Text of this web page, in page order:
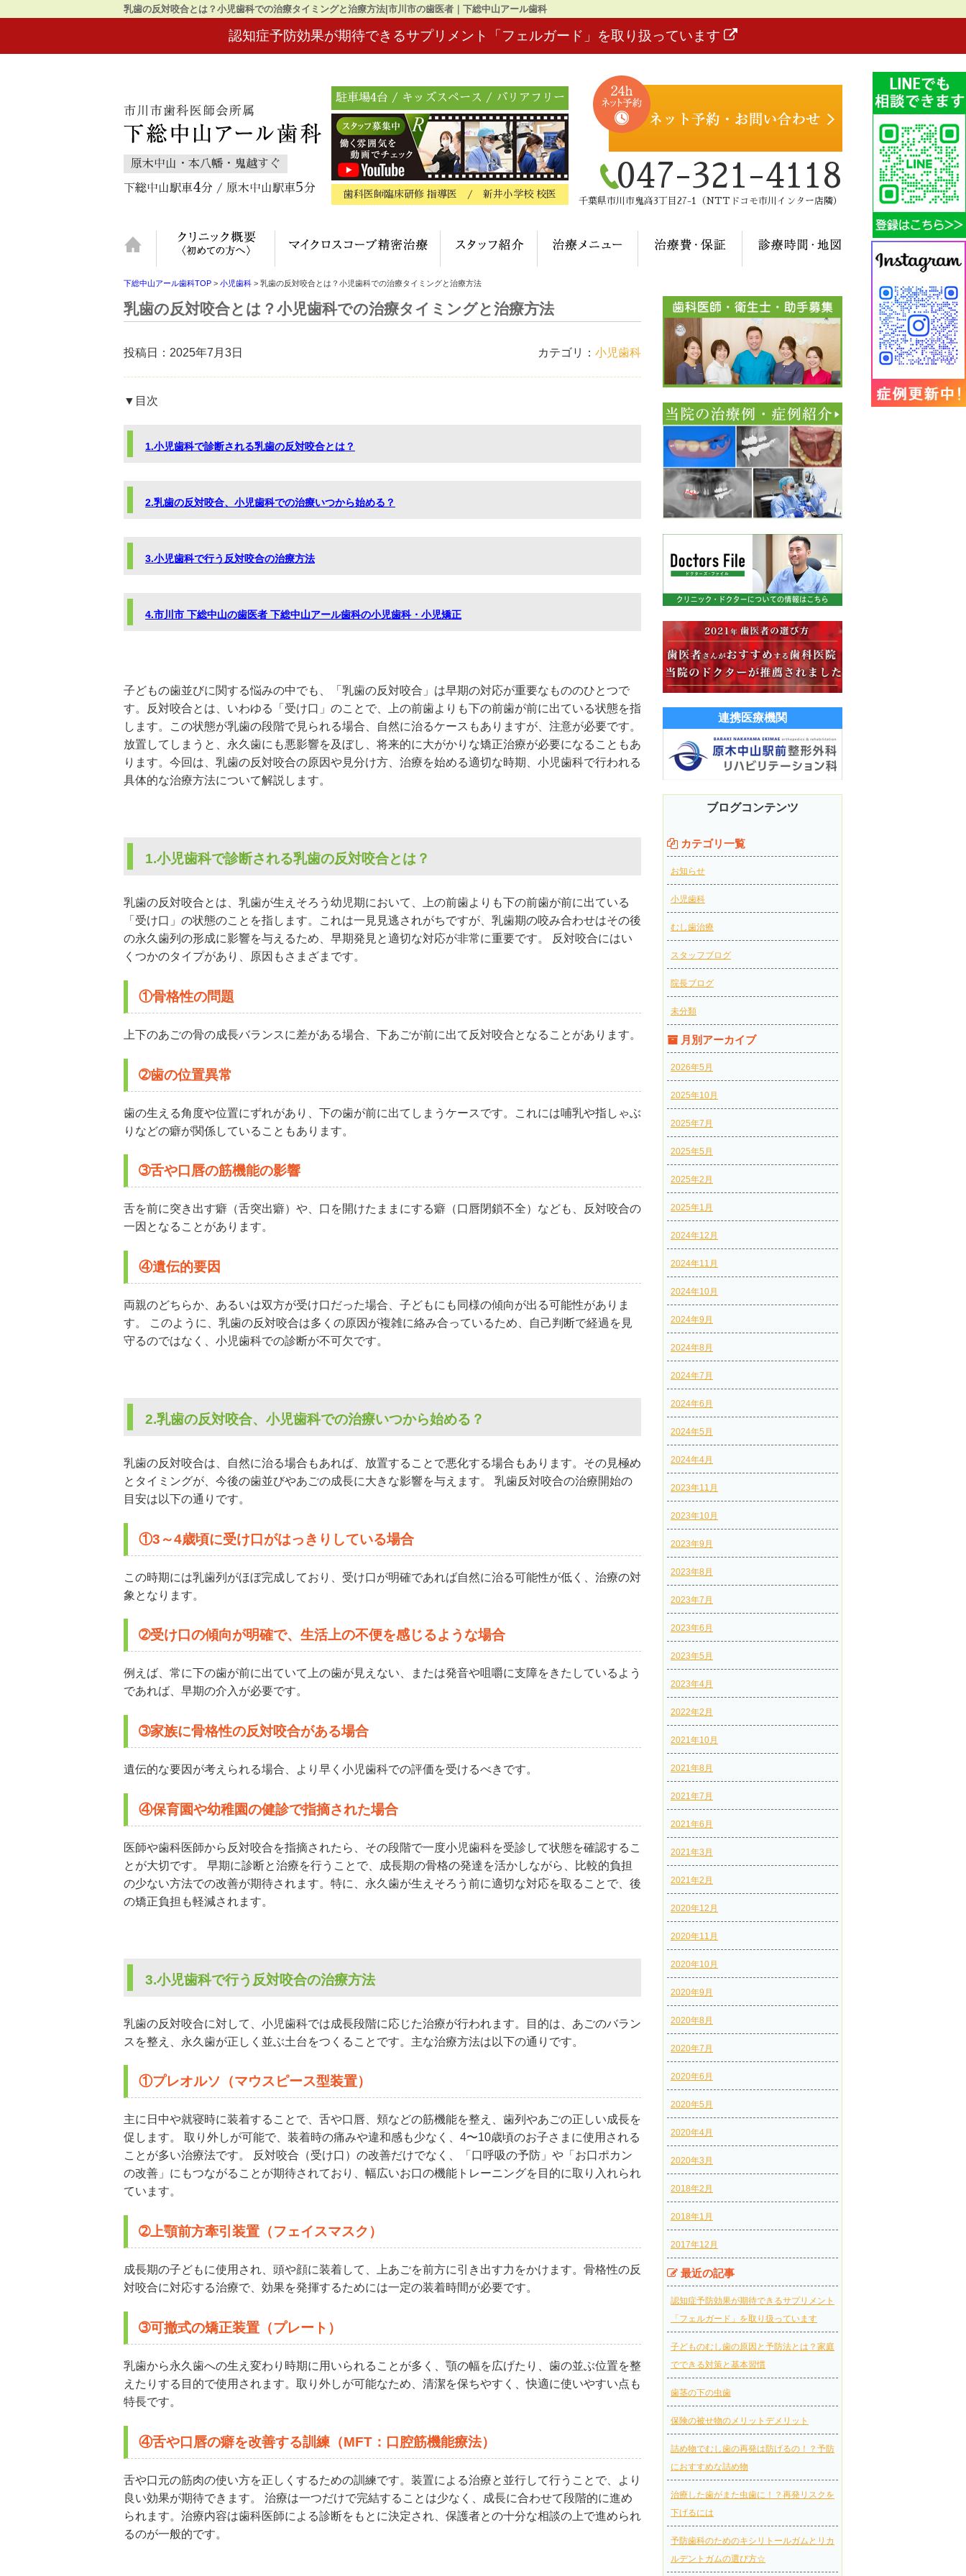
乳歯の反対咬合とは？小児歯科での治療タイミングと治療方法|市川市の歯医者｜下総中山アール歯科
認知症予防効果が期待できるサプリメント「フェルガード」を取り扱っています
原木中山・本八幡・鬼越すぐ
下総中山駅車4分 / 原木中山駅車5分
駐車場4台 / キッズスペース / バリアフリー
歯科医師臨床研修 指導医 / 新井小学校 校医
047-321-4118
千葉県市川市鬼高3丁目27-1（NTTドコモ市川インター店隣）
ホーム クリニック概要(初めての方へ) マイクロスコープ精密治療スタッフ紹介 治療メニュー 治療費・保証 診療時間・地図
下総中山アール歯科TOP > 小児歯科 > 乳歯の反対咬合とは？小児歯科での治療タイミングと治療方法
乳歯の反対咬合とは？小児歯科での治療タイミングと治療方法
投稿日：2025年7月3日 カテゴリ： 小児歯科
▼目次
1.小児歯科で診断される乳歯の反対咬合とは？
2.乳歯の反対咬合、小児歯科での治療いつから始める？
3.小児歯科で行う反対咬合の治療方法
4.市川市 下総中山の歯医者 下総中山アール歯科の小児歯科・小児矯正
子どもの歯並びに関する悩みの中でも、「乳歯の反対咬合」は早期の対応が重要なもののひとつで
す。反対咬合とは、いわゆる「受け口」のことで、上の前歯よりも下の前歯が前に出ている状態を指
します。この状態が乳歯の段階で見られる場合、自然に治るケースもありますが、注意が必要です。
放置してしまうと、永久歯にも悪影響を及ぼし、将来的に大がかりな矯正治療が必要になることもあ
ります。今回は、乳歯の反対咬合の原因や見分け方、治療を始める適切な時期、小児歯科で行われる
具体的な治療方法について解説します。
1.小児歯科で診断される乳歯の反対咬合とは？
乳歯の反対咬合とは、乳歯が生えそろう幼児期において、上の前歯よりも下の前歯が前に出ている
「受け口」の状態のことを指します。これは一見見逃されがちですが、乳歯期の咬み合わせはその後
の永久歯列の形成に影響を与えるため、早期発見と適切な対応が非常に重要です。 反対咬合にはい
くつかのタイプがあり、原因もさまざまです。
①骨格性の問題
上下のあごの骨の成長バランスに差がある場合、下あごが前に出て反対咬合となることがあります。
➁歯の位置異常
歯の生える角度や位置にずれがあり、下の歯が前に出てしまうケースです。これには哺乳や指しゃぶ
りなどの癖が関係していることもあります。
➂舌や口唇の筋機能の影響
舌を前に突き出す癖（舌突出癖）や、口を開けたままにする癖（口唇閉鎖不全）なども、反対咬合の
一因となることがあります。
④遺伝的要因
両親のどちらか、あるいは双方が受け口だった場合、子どもにも同様の傾向が出る可能性がありま
す。 このように、乳歯の反対咬合は多くの原因が複雑に絡み合っているため、自己判断で経過を見
守るのではなく、小児歯科での診断が不可欠です。
2.乳歯の反対咬合、小児歯科での治療いつから始める？
乳歯の反対咬合は、自然に治る場合もあれば、放置することで悪化する場合もあります。その見極め
とタイミングが、今後の歯並びやあごの成長に大きな影響を与えます。 乳歯反対咬合の治療開始の
目安は以下の通りです。
①3～4歳頃に受け口がはっきりしている場合
この時期には乳歯列がほぼ完成しており、受け口が明確であれば自然に治る可能性が低く、治療の対
象となります。
➁受け口の傾向が明確で、生活上の不便を感じるような場合
例えば、常に下の歯が前に出ていて上の歯が見えない、または発音や咀嚼に支障をきたしているよう
であれば、早期の介入が必要です。
➂家族に骨格性の反対咬合がある場合
遺伝的な要因が考えられる場合、より早く小児歯科での評価を受けるべきです。
④保育園や幼稚園の健診で指摘された場合
医師や歯科医師から反対咬合を指摘されたら、その段階で一度小児歯科を受診して状態を確認するこ
とが大切です。 早期に診断と治療を行うことで、成長期の骨格の発達を活かしながら、比較的負担
の少ない方法での改善が期待されます。特に、永久歯が生えそろう前に適切な対応を取ることで、後
の矯正負担も軽減されます。
3.小児歯科で行う反対咬合の治療方法
乳歯の反対咬合に対して、小児歯科では成長段階に応じた治療が行われます。目的は、あごのバラン
スを整え、永久歯が正しく並ぶ土台をつくることです。主な治療方法は以下の通りです。
①プレオルソ（マウスピース型装置）
主に日中や就寝時に装着することで、舌や口唇、頬などの筋機能を整え、歯列やあごの正しい成長を
促します。 取り外しが可能で、装着時の痛みや違和感も少なく、4〜10歳頃のお子さまに使用される
ことが多い治療法です。 反対咬合（受け口）の改善だけでなく、「口呼吸の予防」や「お口ポカン
の改善」にもつながることが期待されており、幅広いお口の機能トレーニングを目的に取り入れられ
ています。
➁上顎前方牽引装置（フェイスマスク）
成長期の子どもに使用され、頭や顔に装着して、上あごを前方に引き出す力をかけます。骨格性の反
対咬合に対応する治療で、効果を発揮するためには一定の装着時間が必要です。
➂可撤式の矯正装置（プレート）
乳歯から永久歯への生え変わり時期に用いられることが多く、顎の幅を広げたり、歯の並ぶ位置を整
えたりする目的で使用されます。取り外しが可能なため、清潔を保ちやすく、快適に使いやすい点も
特長です。
④舌や口唇の癖を改善する訓練（MFT：口腔筋機能療法）
舌や口元の筋肉の使い方を正しくするための訓練です。装置による治療と並行して行うことで、より
良い効果が期待できます。 治療は一つだけで完結することは少なく、成長に合わせて段階的に進め
られます。治療内容は歯科医師による診断をもとに決定され、保護者との十分な相談の上で進められ
るのが一般的です。
連携医療機関
ブログコンテンツ
カテゴリ一覧
お知らせ
小児歯科
むし歯治療
スタッフブログ
院長ブログ
未分類
月別アーカイブ
2026年5月
2025年10月
2025年7月
2025年5月
2025年2月
2025年1月
2024年12月
2024年11月
2024年10月
2024年9月
2024年8月
2024年7月
2024年6月
2024年5月
2024年4月
2023年11月
2023年10月
2023年9月
2023年8月
2023年7月
2023年6月
2023年5月
2023年4月
2022年2月
2021年10月
2021年8月
2021年7月
2021年6月
2021年3月
2021年2月
2020年12月
2020年11月
2020年10月
2020年9月
2020年8月
2020年7月
2020年6月
2020年5月
2020年4月
2020年3月
2018年2月
2018年1月
2017年12月
最近の記事
認知症予防効果が期待できるサプリメント
「フェルガード」を取り扱っています
子どものむし歯の原因と予防法とは？家庭
でできる対策と基本習慣
歯茎の下の虫歯
保険の被せ物のメリットデメリット
詰め物でむし歯の再発は防げるの！？予防
におすすめな詰め物
治療した歯がまた虫歯に！？再発リスクを
下げるには
予防歯科のためのキシリトールガムとリカ
ルデントガムの選び方☆